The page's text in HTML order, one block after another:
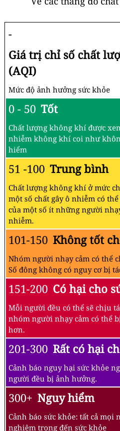
-
Giá trị chỉ số chất
(AQI)
Mức độ ảnh hưởng sức khỏe
0 - 50 Tốt
Chất lượng không khí được
nhiễm không khí coi như
hiểm
51 -100 Trung bình
Chất lượng không khí ở mức
một số chất gây ô nhiễm có
của một số ít những người
nhiễm.
101-150 Không tốt
Nhóm người nhạy cảm có thể
Số đông không có nguy cơ bị
151-200 Có hại cho
Mỗi người đều có thể sẽ chịu
nhóm người nhạy cảm có thể
hơn.
201-300 Rất có hại
Cảnh báo nguy hại sức khỏe
người đều bị ảnh hưởng.
300+ Nguy hiểm
Cảnh báo sức khỏe: tất cả mọi
nghiêm trọng đến sức khỏe